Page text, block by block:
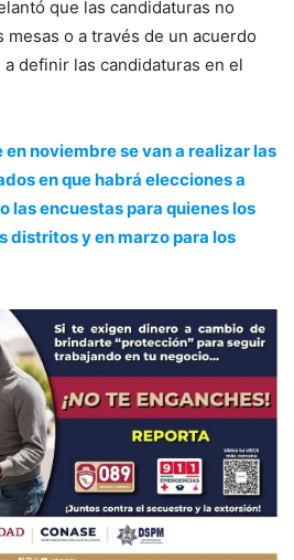
que las candidaturas no
mesas o a través de un acuerdo
definir las candidaturas en el
noviembre se van a realizar las
en que habrá elecciones a
las encuestas para quienes los
distritos y en marzo para los